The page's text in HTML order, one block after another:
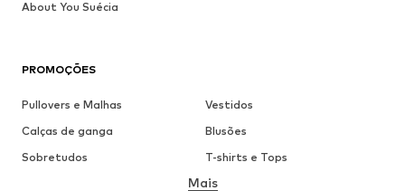
PROMOÇÕES
Pullovers e Malhas
Vestidos
Calças de ganga
Blusões
Sobretudos
T-shirts e Tops
Roupa interior
Mais
About You Suécia